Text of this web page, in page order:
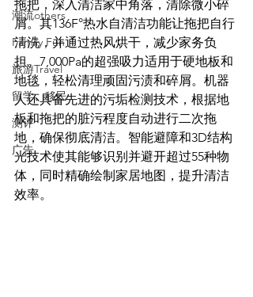
潮流others
Family Fun
旅游Travel
留学、移民
测评
广告
拖把，深入清洁家中角落，清除微小碎
屑。其136F°热水自清洁功能让拖把自行
清洗，并通过热风烘干，减少家务负
担。7,000Pa的超强吸力适用于硬地板和
地毯，轻松清理顽固污渍和碎屑。机器
人还具备先进的污垢检测技术，根据地
板和拖把的脏污程度自动进行二次拖
地，确保彻底清洁。智能避障和3D结构
光技术使其能够识别并避开超过55种物
体，同时精确绘制家居地图，提升清洁
效率。